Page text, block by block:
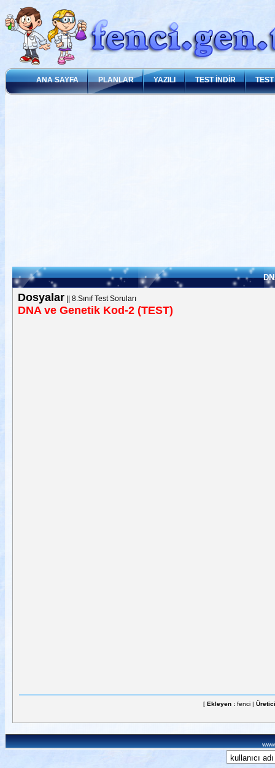
ANA SAYFA PLANLAR YAZILI TEST İNDİR
Dosyalar|| 8.Sınıf Test Soruları
DNA ve Genetik Kod-2 (TEST)
[ Ekleyen : fenci |